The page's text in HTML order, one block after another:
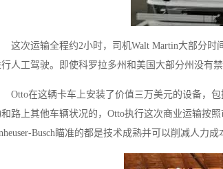
这次运输全程约2小时，司机Walt Martin大部分
人工驾驶。即使科罗拉多州和美国大部分州没有
Otto在这辆卡车上安装了价值三万美元的设备，
路上其他车辆状况的，Otto执行这次商业运输按
Busch瞄准的都是技术成熟并可以削减人力